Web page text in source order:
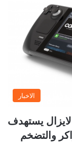
الاخبار
إشاعة: جهاز Steam Deck 2 لايزال يستهدف